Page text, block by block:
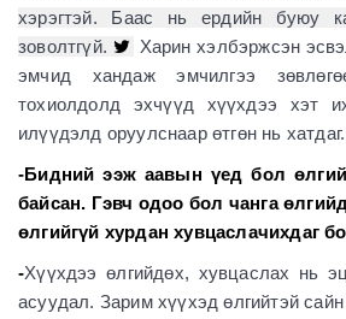
хэрэгтэй. Баас нь ердийн буюу
зоволтгүй.
Харин хэлбэржсэн
эмчид хандаж эмчилгээ
тохиолдолд эхчүүд хүүхдээ хэт
илүүдэлд оруулснаар өтгөн нь хатдаг.
-Бидний ээж аавын үед бол
байсан. Гэвч одоо бол чанга
өлгийгүй хурдан хувцаслачихдаг
-Хүүхдээ өлгийдөх, хувцаслах нь
асуудал. Зарим хүүхэд өлгийтэй